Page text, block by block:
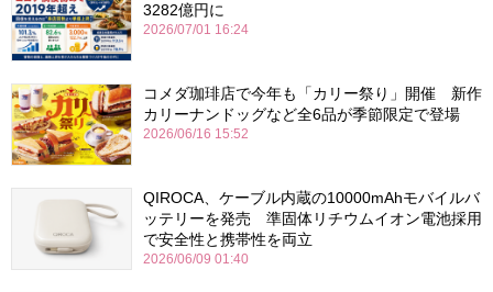
3282億円に
2026/07/01 16:24
コメダ珈琲店で今年も「カリー祭り」開催 新作
カリーナンドッグなど全6品が季節限定で登場
2026/06/16 15:52
QIROCA、ケーブル内蔵の10000mAhモバイルバ
ッテリーを発売 準固体リチウムイオン電池採用
で安全性と携帯性を両立
2026/06/09 01:40